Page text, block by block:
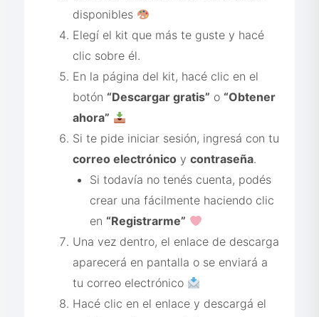
disponibles
Elegí el kit que más te guste y hacé
clic sobre él.
En la página del kit, hacé clic en el
botón “Descargar gratis” o “Obtener
ahora”
Si te pide iniciar sesión, ingresá con tu
correo electrónico ycontraseña.
Si todavía no tenés cuenta, podés
crear una fácilmente haciendo clic
en “Registrarme”
Una vez dentro, el enlace de descarga
aparecerá en pantalla o se enviará a
tu correo electrónico
Hacé clic en el enlace y descargá el